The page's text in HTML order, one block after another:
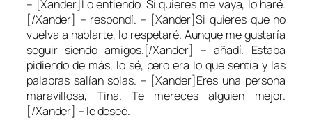
– [Xander]Lo entiendo. Sí quieres me vaya, lo haré.
[/Xander] – respondí. – [Xander]Si quieres que no
vuelva a hablarte, lo respetaré. Aunque me gustaría
seguir siendo amigos.[/Xander] – añadí. Estaba
pidiendo de más, lo sé, pero era lo que sentía y las
palabras salían solas. – [Xander]Eres una persona
maravillosa, Tina. Te mereces alguien mejor.
[/Xander] – le deseé.